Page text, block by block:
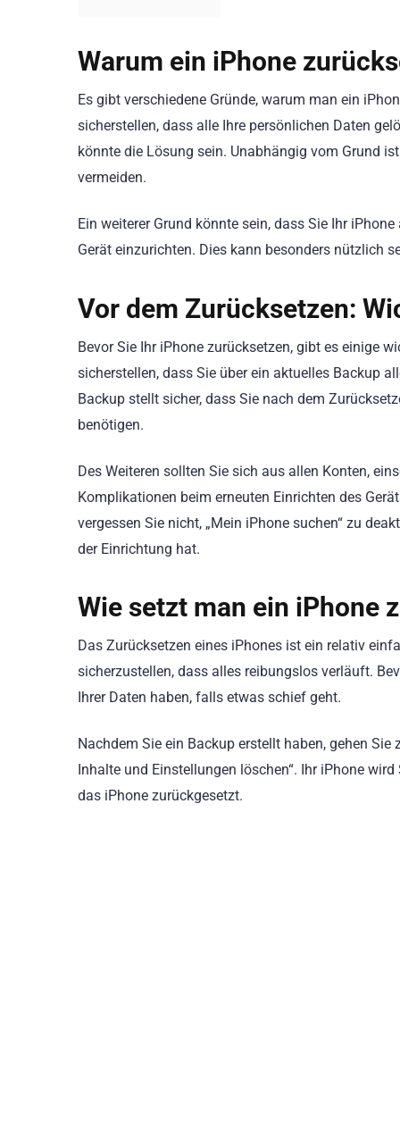
Warum ein iPhone
Es gibt verschiedene Gründe, warum man ein
sicherstellen, dass alle Ihre persönlichen Daten
könnte die Lösung sein. Unabhängig vom Grund
vermeiden.
Ein weiterer Grund könnte sein, dass Sie Ihr
Gerät einzurichten. Dies kann besonders nützlich
Vor dem Zurücksetzen:
Bevor Sie Ihr iPhone zurücksetzen, gibt es einige
sicherstellen, dass Sie über ein aktuelles Backup
Backup stellt sicher, dass Sie nach dem
benötigen.
Des Weiteren sollten Sie sich aus allen Konten,
Komplikationen beim erneuten Einrichten des
vergessen Sie nicht, „Mein iPhone suchen“ zu
der Einrichtung hat.
Wie setzt man ein iPhone
Das Zurücksetzen eines iPhones ist ein relativ
sicherzustellen, dass alles reibungslos verläuft.
Ihrer Daten haben, falls etwas schief geht.
Nachdem Sie ein Backup erstellt haben, gehen Sie
Inhalte und Einstellungen löschen“. Ihr iPhone
das iPhone zurückgesetzt.